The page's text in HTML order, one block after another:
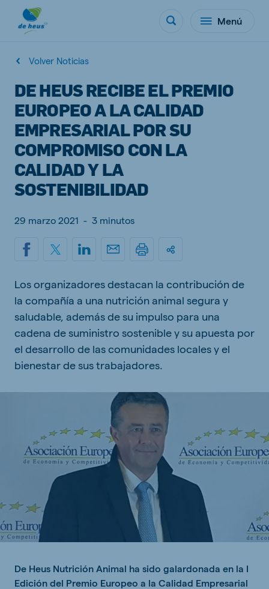
Menú
Volver Noticias
DE HEUS RECIBE EL PREMIO
EUROPEO A LA CALIDAD
EMPRESARIAL POR SU
COMPROMISO CON LA
CALIDAD Y LA
SOSTENIBILIDAD
29 marzo 2021 - 3 minutos
Los organizadores destacan la contribución de
la compañía a una nutrición animal segura y
saludable, además de su impulso para una
cadena de suministro sostenible y su apuesta por
el desarrollo de las comunidades locales y el
bienestar de sus trabajadores.
De Heus Nutrición Animal ha sido galardonada en la I
Edición del Premio Europeo a la Calidad Empresarial